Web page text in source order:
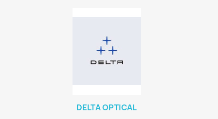
DELTA OPTICAL